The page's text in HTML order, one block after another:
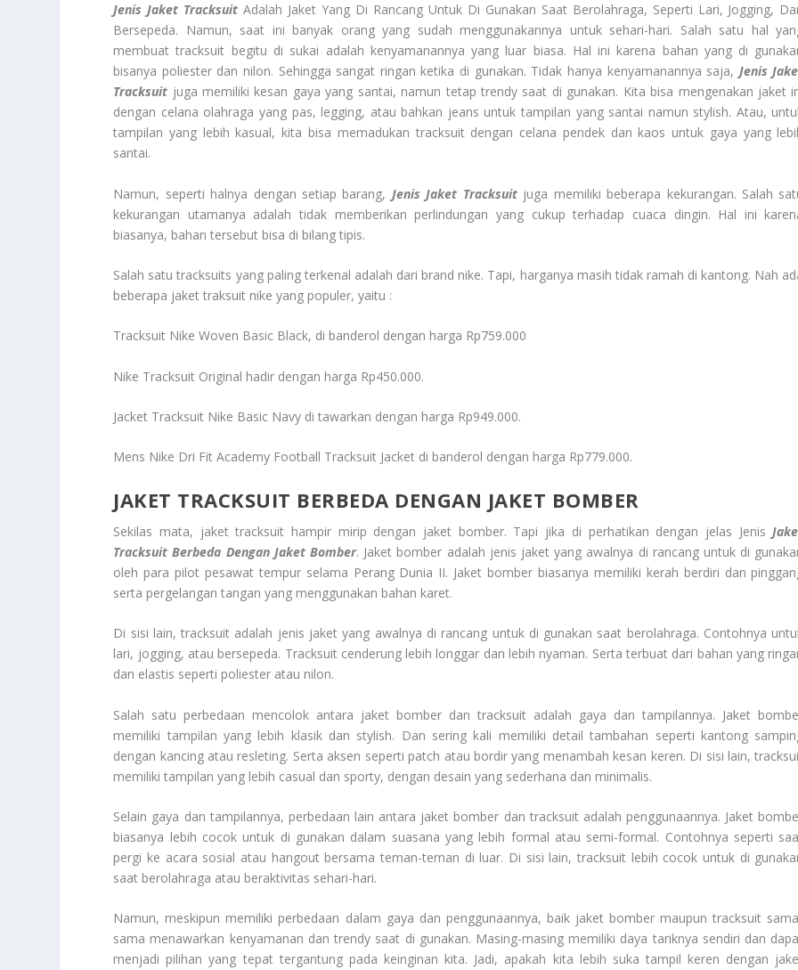
Jenis Jaket Tracksuit Adalah Jaket Yang Di Rancang Untuk Di Gunakan Saat Berolahraga, Seperti Lari, Jogging,
Bersepeda. Namun, saat ini banyak orang yang sudah menggunakannya untuk sehari-hari. Salah satu hal
membuat tracksuit begitu di sukai adalah kenyamanannya yang luar biasa. Hal ini karena bahan yang di
bisanya poliester dan nilon. Sehingga sangat ringan ketika di gunakan. Tidak hanya kenyamanannya saja, Jenis
Tracksuit juga memiliki kesan gaya yang santai, namun tetap trendy saat di gunakan. Kita bisa mengenakan jaket
dengan celana olahraga yang pas, legging, atau bahkan jeans untuk tampilan yang santai namun stylish. Atau,
tampilan yang lebih kasual, kita bisa memadukan tracksuit dengan celana pendek dan kaos untuk gaya yang
santai.
Namun, seperti halnya dengan setiap barang, Jenis Jaket Tracksuitjuga memiliki beberapa kekurangan. Salah
kekurangan utamanya adalah tidak memberikan perlindungan yang cukup terhadap cuaca dingin. Hal ini
biasanya, bahan tersebut bisa di bilang tipis.
Salah satu tracksuits yang paling terkenal adalah dari brand nike. Tapi, harganya masih tidak ramah di kantong. Nah
beberapa jaket traksuit nike yang populer, yaitu :
Tracksuit Nike Woven Basic Black, di banderol dengan harga Rp759.000
Nike Tracksuit Original hadir dengan harga Rp450.000.
Jacket Tracksuit Nike Basic Navy di tawarkan dengan harga Rp949.000.
Mens Nike Dri Fit Academy Football Tracksuit Jacket di banderol dengan harga Rp779.000.
JAKET TRACKSUIT BERBEDA DENGAN JAKET BOMBER
Sekilas mata, jaket tracksuit hampir mirip dengan jaket bomber. Tapi jika di perhatikan dengan jelas Jenis
Tracksuit Berbeda Dengan Jaket Bomber. Jaket bomber adalah jenis jaket yang awalnya di rancang untuk di
oleh para pilot pesawat tempur selama Perang Dunia II. Jaket bomber biasanya memiliki kerah berdiri dan
serta pergelangan tangan yang menggunakan bahan karet.
Di sisi lain, tracksuit adalah jenis jaket yang awalnya di rancang untuk di gunakan saat berolahraga. Contohnya
lari, jogging, atau bersepeda. Tracksuit cenderung lebih longgar dan lebih nyaman. Serta terbuat dari bahan yang
dan elastis seperti poliester atau nilon.
Salah satu perbedaan mencolok antara jaket bomber dan tracksuit adalah gaya dan tampilannya. Jaket
memiliki tampilan yang lebih klasik dan stylish. Dan sering kali memiliki detail tambahan seperti kantong
dengan kancing atau resleting. Serta aksen seperti patch atau bordir yang menambah kesan keren. Di sisi lain,
memiliki tampilan yang lebih casual dan sporty, dengan desain yang sederhana dan minimalis.
Selain gaya dan tampilannya, perbedaan lain antara jaket bomber dan tracksuit adalah penggunaannya. Jaket
biasanya lebih cocok untuk di gunakan dalam suasana yang lebih formal atau semi-formal. Contohnya seperti
pergi ke acara sosial atau hangout bersama teman-teman di luar. Di sisi lain, tracksuit lebih cocok untuk di
saat berolahraga atau beraktivitas sehari-hari.
Namun, meskipun memiliki perbedaan dalam gaya dan penggunaannya, baik jaket bomber maupun tracksuit
sama menawarkan kenyamanan dan trendy saat di gunakan. Masing-masing memiliki daya tariknya sendiri dan
menjadi pilihan yang tepat tergantung pada keinginan kita. Jadi, apakah kita lebih suka tampil keren dengan